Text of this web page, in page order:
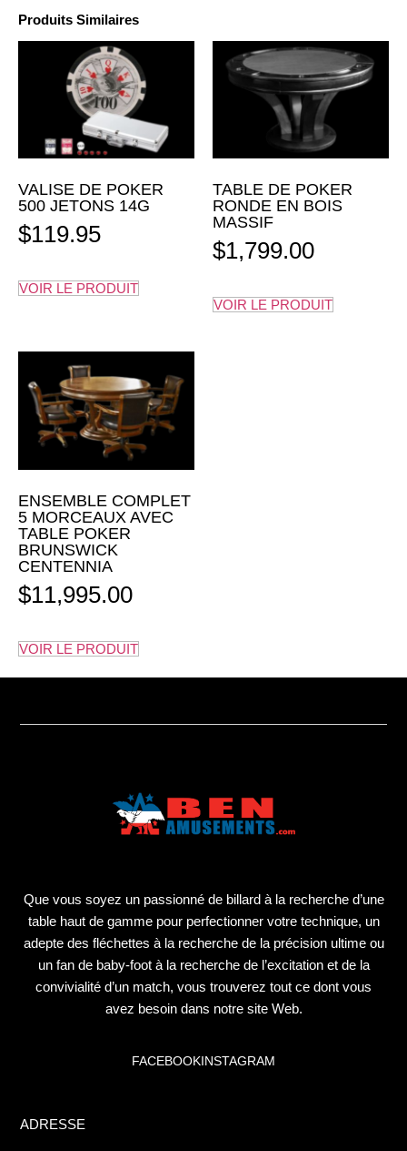
Produits Similaires
VALISE DE POKER
500 JETONS 14G
$119.95
VOIR LE PRODUIT
TABLE DE POKER
RONDE EN BOIS
MASSIF
$1,799.00
VOIR LE PRODUIT
ENSEMBLE COMPLET
5 MORCEAUX AVEC
TABLE POKER
BRUNSWICK
CENTENNIA
$11,995.00
VOIR LE PRODUIT
Que vous soyez un passionné de billard à la recherche d’une
table haut de gamme pour perfectionner votre technique, un
adepte des fléchettes à la recherche de la précision ultime ou
un fan de baby-foot à la recherche de l’excitation et de la
convivialité d’un match, vous trouverez tout ce dont vous
avez besoin dans notre site Web.
FACEBOOKINSTAGRAM
ADRESSE